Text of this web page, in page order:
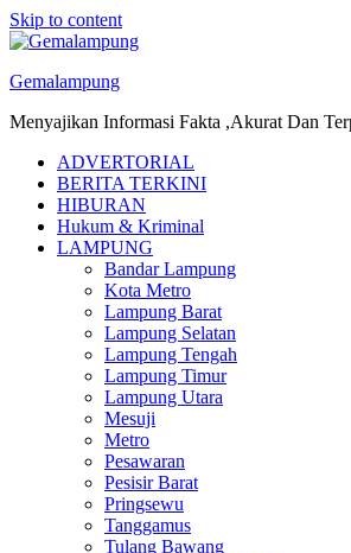
Skip to content
Gemalampung
Menyajikan Informasi Fakta ,Akurat Dan
ADVERTORIAL
BERITA TERKINI
HIBURAN
Hukum & Kriminal
LAMPUNG
Bandar Lampung
Kota Metro
Lampung Barat
Lampung Selatan
Lampung Tengah
Lampung Timur
Lampung Utara
Mesuji
Metro
Pesawaran
Pesisir Barat
Pringsewu
Tanggamus
Tulang Bawang